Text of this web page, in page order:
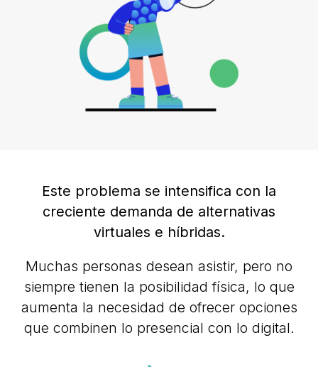
Este problema se intensifica con la
creciente demanda de alternativas
virtuales e híbridas.
Muchas personas desean asistir, pero no
siempre tienen la posibilidad física, lo que
aumenta la necesidad de ofrecer opciones
que combinen lo presencial con lo digital.